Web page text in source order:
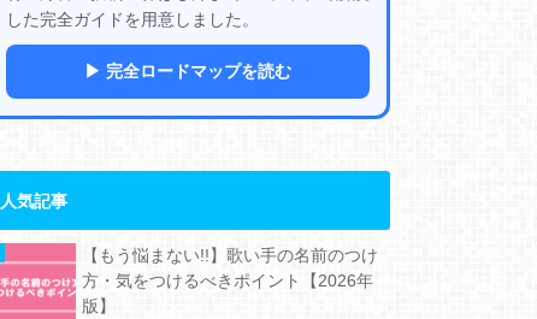
した完全ガイドを用意しました。
▶ 完全ロードマップを読む
人気記事
【もう悩まない!!】歌い手の名前のつけ
方・気をつけるべきポイント【2026年
版】